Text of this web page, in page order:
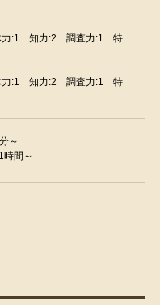
力:1 知力:2 調査力:1 特
力:1 知力:2 調査力:1 特
～
時間～